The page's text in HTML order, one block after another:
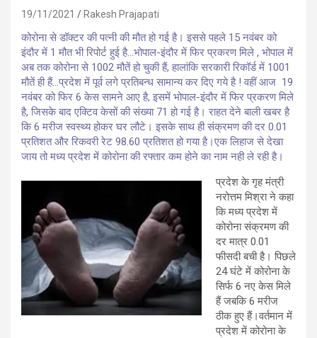
19/11/2021 Rakesh Prajapati
कोरोना से डॉक्टर की पत्नी की मौत हो गई है। इससे पहले 15 नवंबर को
इंदौर में 1 मौत भी रिपोर्ट हुई है…भोपाल-इंदौर में फिर प्रकरण मिले , भोपाल में
अब तक कोरोना से 1002 मौतें हो चुकी हैं, हालांकि सरकारी रिकॉर्ड में 1001
मौतें ही हैं…प्रदेश में पूर्व लगे प्रतिबन्ध सामान्य कर दिए गये है ! वहीं आज 19
नवंबर को फिर 6 केस सामने आए है, इसमें भोपाल-इंदौर में फिर प्रकरण मिले
है, जिसके बाद एक्टिव केसों की संख्या 71 हो गई है। राहत देने बाली खबर है
कि 6 मरीज स्वस्थ्य होकर घर लौटे। इसके साथ ही संक्रमण की दर 0.01
प्रतिशत और रिकवरी रेट 98.60 प्रतिशत हो गया है।एक लिहाज से देखा
जाय तो मध्य प्रदेश में कोरोना की रफ्तार कम होने का नाम नही ले रही है।
प्रदेश के गृह मंत्री
नरोत्तम मिश्रा ने कहा
कि मध्य प्रदेश में
कोरोना संक्रमण की
दर मात्र 0.01
फीसदी बची है। पिछले
24 घंटे में कोरोना के
सिर्फ 6 नए केस मिले
हैं जबकि 6 मरीज
ठीक हुए हैं।वर्तमान में
प्रदेश में कोरोना के